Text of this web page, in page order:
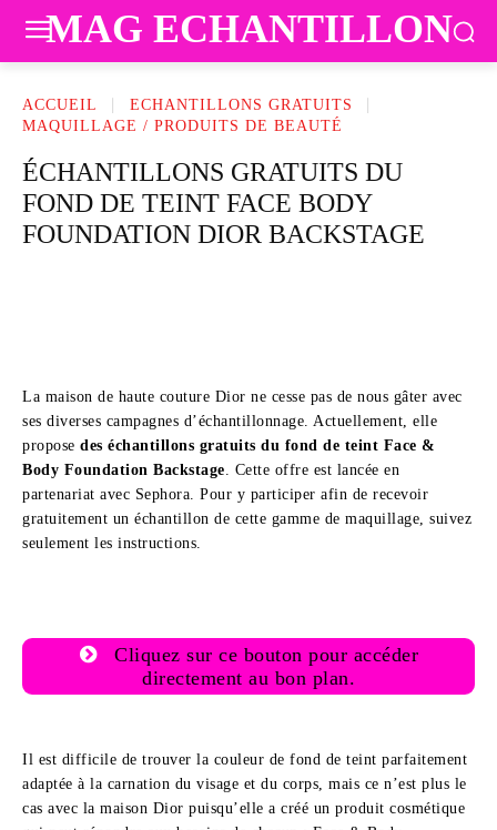
MAG ECHANTILLON
ACCUEIL
ECHANTILLONS GRATUITS
MAQUILLAGE / PRODUITS DE BEAUTÉ
ÉCHANTILLONS GRATUITS DU
FOND DE TEINT FACE BODY
FOUNDATION DIOR BACKSTAGE
La maison de haute couture Dior ne cesse pas de nous gâter avec
ses diverses campagnes d’échantillonnage. Actuellement, elle
propose des échantillons gratuits du fond de teint Face &
Body Foundation Backstage. Cette offre est lancée en
partenariat avec Sephora. Pour y participer afin de recevoir
gratuitement un échantillon de cette gamme de maquillage, suivez
seulement les instructions.
Cliquez sur ce bouton pour accéder
directement au bon plan.
Il est difficile de trouver la couleur de fond de teint parfaitement
adaptée à la carnation du visage et du corps, mais ce n’est plus le
cas avec la maison Dior puisqu’elle a créé un produit cosmétique